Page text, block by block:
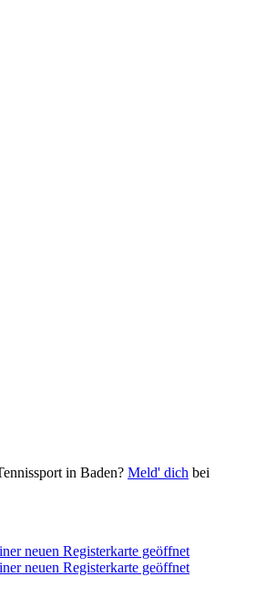
in Baden? Meld' dich bei
neuen Registerkarte geöffnet
neuen Registerkarte geöffnet